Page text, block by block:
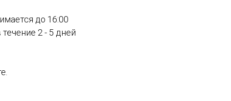
до 16:00
2 - 5 дней